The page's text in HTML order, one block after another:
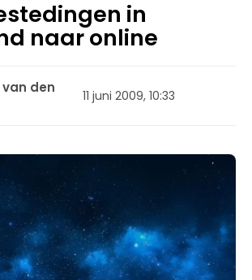
in
naar online
den
11 juni 2009, 10:33